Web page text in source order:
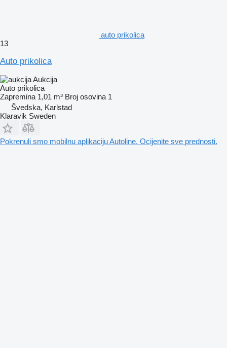
auto prikolica
13
Auto prikolica
Aukcija
Auto prikolica
Zapremina 1,01 m³ Broj osovina 1
Švedska, Karlstad
Klaravik Sweden
Pokrenuli smo mobilnu aplikaciju Autoline. Ocijenite sve prednosti.